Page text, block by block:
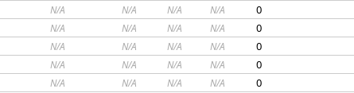
N/A N/A N/A N/A
0
N/A N/A N/A N/A
0
N/A N/A N/A N/A
0
N/A N/A N/A N/A
0
N/A N/A N/A N/A
0